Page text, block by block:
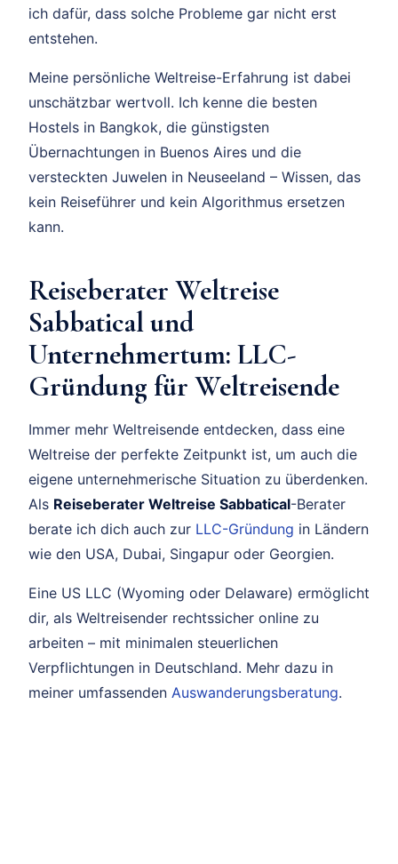
ich dafür, dass solche Probleme gar nicht erst
entstehen.
Meine persönliche Weltreise-Erfahrung ist dabei
unschätzbar wertvoll. Ich kenne die besten
Hostels in Bangkok, die günstigsten
Übernachtungen in Buenos Aires und die
versteckten Juwelen in Neuseeland – Wissen, das
kein Reiseführer und kein Algorithmus ersetzen
kann.
Reiseberater Weltreise
Sabbatical und
Unternehmertum: LLC-
Gründung für Weltreisende
Immer mehr Weltreisende entdecken, dass eine
Weltreise der perfekte Zeitpunkt ist, um auch die
eigene unternehmerische Situation zu überdenken.
Als Reiseberater Weltreise Sabbatical-Berater
berate ich dich auch zur LLC-Gründung in Ländern
wie den USA, Dubai, Singapur oder Georgien.
Eine US LLC (Wyoming oder Delaware) ermöglicht
dir, als Weltreisender rechtssicher online zu
arbeiten – mit minimalen steuerlichen
Verpflichtungen in Deutschland. Mehr dazu in
meiner umfassenden Auswanderungsberatung.